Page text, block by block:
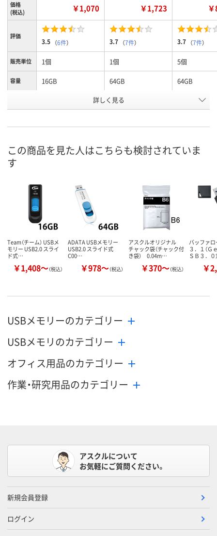
価格
(税込)
￥1,070 ￥1,723
評価
3.5 （6件） 3.7 （7件） 3.7 （7件）
販売単位 1個 1個 5個
容量 16GB 64GB 64GB
4083558 HE76015
お取り扱い終了しま
お取り扱い終了しま
お取り扱い終
詳しく見る
この商品を見た人はこちらも検討されていま
す
Team（チーム） USBメ
モリー USB2.0 スライ
ド式…
￥1,408～（税込）
ADATA USBメモリー
USB2.0 スライド式
C00…
￥978～（税込）
アスクルオリジナル
チャック袋（チャック付
き袋） 0.04m…
￥370～（税込）
バッファ
３．１（Ｇ
ＳＢ３．
￥
USBメモリーのカテゴリー
USBメモリのカテゴリー
オフィス用品のカテゴリー
作業・研究用品のカテゴリー
アスクルについて
お気軽にご質問ください。
新規会員登録
ログイン